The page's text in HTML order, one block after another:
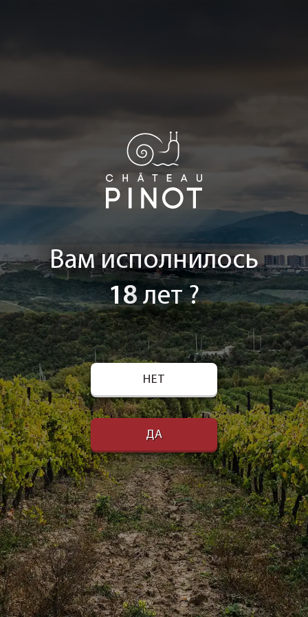
Вам исполнилось
18лет ?
НЕТ
ДА